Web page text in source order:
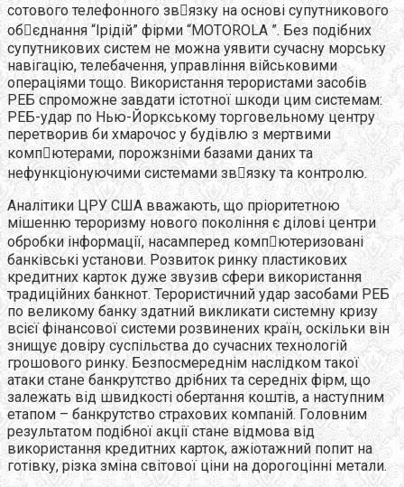
сотового телефонного звязку на основі супутникового
обєднання “Ірідій” фірми “MOTOROLA ”. Без подібних
супутникових систем не можна уявити сучасну морську
навігацію, телебачення, управління військовими
операціями тощо. Використання терористами засобів
РЕБ спроможне завдати істотної шкоди цим системам:
РЕБ-удар по Нью-Йоркському торговельному центру
перетворив би хмарочос у будівлю з мертвими
компютерами, порожзніми базами даних та
нефункціонуючими системами звязку та контролю.
Аналітики ЦРУ США вважають, що пріоритетною
мішенню тероризму нового покоління є ділові центри
обробки інформації, насамперед компютеризовані
банківські установи. Розвиток ринку пластикових
кредитних карток дуже звузив сфери використання
традиційних банкнот. Терористичний удар засобами РЕБ
по великому банку здатний викликати системну кризу
всієї фінансової системи розвинених країн, оскільки він
знищує довіру суспільства до сучасних технологій
грошового ринку. Безпосмереднім наслідком такої
атаки стане банкрутство дрібних та середніх фірм, що
залежать від швидкості обертання коштів, а наступним
етапом – банкрутство страхових компаній. Головним
результатом подібної акції стане відмова від
використання кредитних карток, ажіотажний попит на
готівку, різка зміна світової ціни на дорогоцінні метали.